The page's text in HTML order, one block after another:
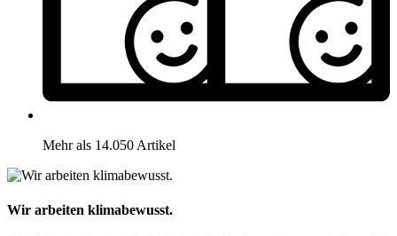
Mehr als 14.050 Artikel
Wir arbeiten klimabewusst.